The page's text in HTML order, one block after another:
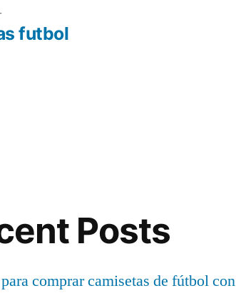
Entrada
siguiente:
futbol
Posts
comprar camisetas de fútbol con